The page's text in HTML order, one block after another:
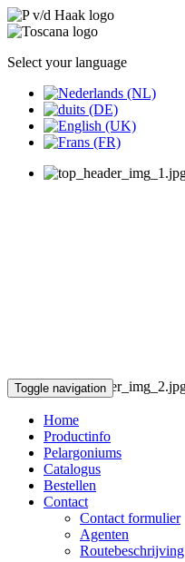
Select your language
Toggle navigation
Home
Productinfo
Pelargoniums
Catalogus
Bestellen
Contact
Contact formulier
Agenten
Routebeschrijving